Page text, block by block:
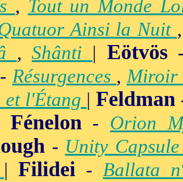
, Tout un Monde
Ainsi la Nuit
,Shânti | Eötvös
- Résurgences ,Miroir
l'Étang |Feldman
Fénelon- Orion
- Unity
|Filidei - Ballata